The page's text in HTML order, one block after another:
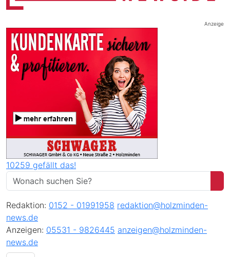
Anzeige
10259 gefällt das!
Redaktion: 0152 - 01991958 redaktion@holzminden-
news.de
Anzeigen: 05531 - 9826445 anzeigen@holzminden-
news.de